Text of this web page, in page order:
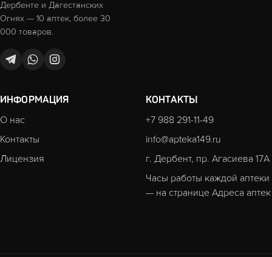
Дербенте и Дагестанских
Огнях — 10 аптек, более 30
000 товаров.
ИНФОРМАЦИЯ
О нас
Контакты
Лицензия
КОНТАКТЫ
+7 988 291-11-49
info@apteka149.ru
г. Дербент, пр. Агасиева 17А
Часы работы каждой аптеки
— на странице Адреса аптек